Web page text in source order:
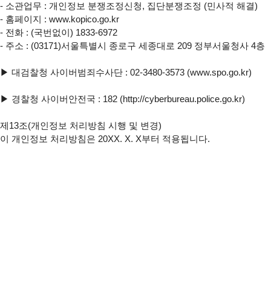
- 소관업무 : 개인정보 분쟁조정신청, 집단분쟁조정 (민사적 해결)
- 홈페이지 : www.kopico.go.kr
- 전화 : (국번없이) 1833-6972
- 주소 : (03171)서울특별시 종로구 세종대로 209 정부서울청사 4층
▶ 대검찰청 사이버범죄수사단 : 02-3480-3573 (www.spo.go.kr)
▶ 경찰청 사이버안전국 : 182 (http://cyberbureau.police.go.kr)
제13조(개인정보 처리방침 시행 및 변경)
이 개인정보 처리방침은 20XX. X. X부터 적용됩니다.